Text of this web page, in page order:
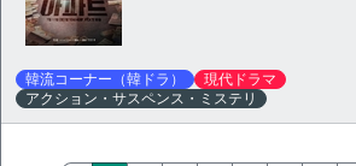
韓流コーナー（韓ドラ）
現代ドラマ
アクション・サスペンス・ミステリ